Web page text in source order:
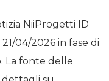
NiiProgetti ID
04/2026 in fase di
La fonte delle